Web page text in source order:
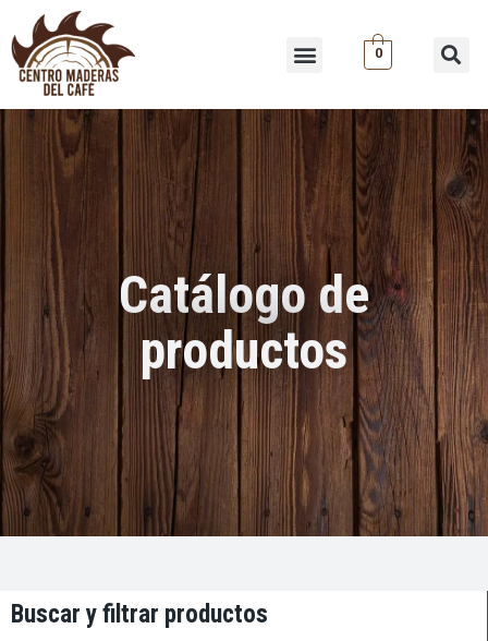
contenido
Menu 0
Catálogo de
productos
Buscar y filtrar productos